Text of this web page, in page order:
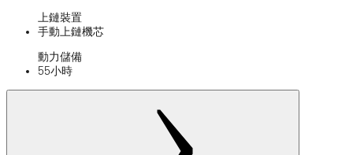
上鏈裝置
手動上鏈機芯
動力儲備
55小時